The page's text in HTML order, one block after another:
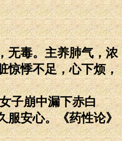
无毒。主养肺气，浓
惊悸不足，心下烦，
子崩中漏下赤白
服安心。《药性论》